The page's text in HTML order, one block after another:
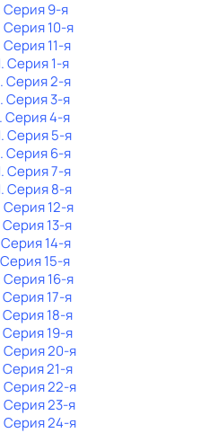
Серия 9-я
Серия 10-я
Серия 11-я
. Серия 1-я
. Серия 2-я
. Серия 3-я
. Серия 4-я
. Серия 5-я
. Серия 6-я
. Серия 7-я
. Серия 8-я
Серия 12-я
Серия 13-я
14-я
15-я
Серия 16-я
Серия 17-я
Серия 18-я
Серия 19-я
Серия 20-я
Серия 21-я
Серия 22-я
Серия 23-я
Серия 24-я